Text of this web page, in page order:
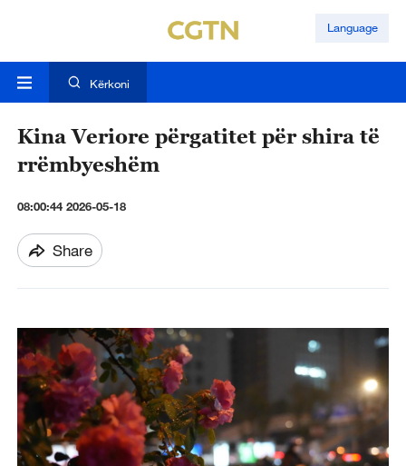
Language
Kërkoni
Kina Veriore përgatitet për shira të
rrëmbyeshëm
08:00:44 2026-05-18
Share